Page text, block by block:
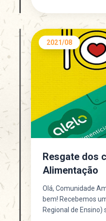
2021/08
Resgate dos
Alimentação
Olá, Comunidade
bem! Recebemos
Regional de